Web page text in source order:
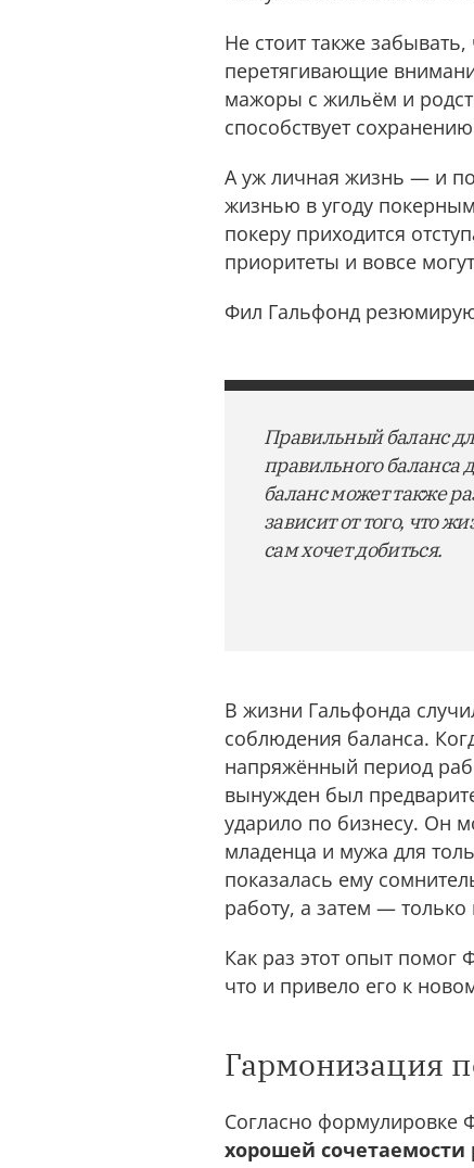
Не стоит также
перетягивающие
мажоры с жильём и
способствует
А уж личная жизнь — и
жизнью в угоду
покеру приходится
приоритеты и вовсе
Фил Гальфонд
Правильный баланс
правильного баланса
баланс может также
зависит от того, что
сам хочет добиться.
В жизни Гальфонда
соблюдения баланса.
напряжённый период
вынужден был
ударило по бизнесу. Он
младенца и мужа для
показалась ему
работу, а затем —
Как раз этот опыт
что и привело его к
Гармонизация
Согласно формулировке
хорошей